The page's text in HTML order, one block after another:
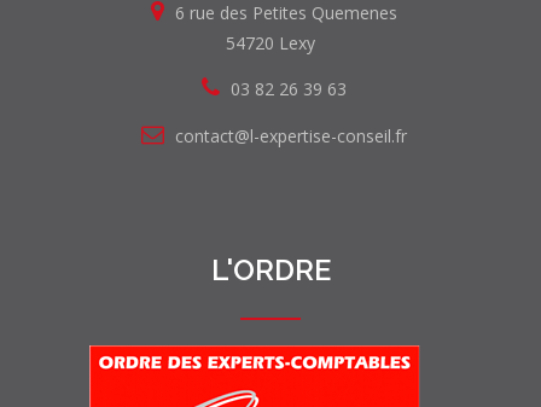
6 rue des Petites Quemenes
54720 Lexy
03 82 26 39 63
contact@l-expertise-conseil.fr
L'ORDRE